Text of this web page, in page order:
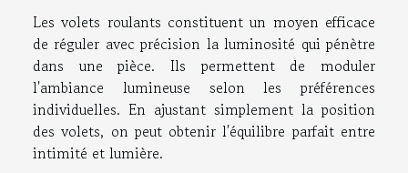
Les volets roulants constituent un moyen efficace
de réguler avec précision la luminosité qui pénètre
dans une pièce. Ils permettent de moduler
l'ambiance lumineuse selon les préférences
individuelles. En ajustant simplement la position
des volets, on peut obtenir l'équilibre parfait entre
intimité et lumière.